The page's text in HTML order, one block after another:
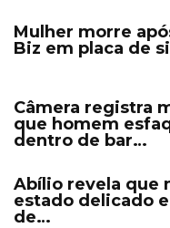
Mulher morre
Biz em placa de
Câmera registra
que homem
dentro de bar…
Abílio revela que
estado delicado
de…